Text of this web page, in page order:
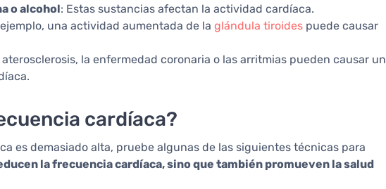
o alcohol: Estas sustancias afectan la actividad cardíaca.
ejemplo, una actividad aumentada de la glándula tiroides puede causar
aterosclerosis, la enfermedad coronaria o las arritmias pueden causar un
cardíaca?
es demasiado alta, pruebe algunas de las siguientes técnicas para
la frecuencia cardíaca, sino que también promueven la salud